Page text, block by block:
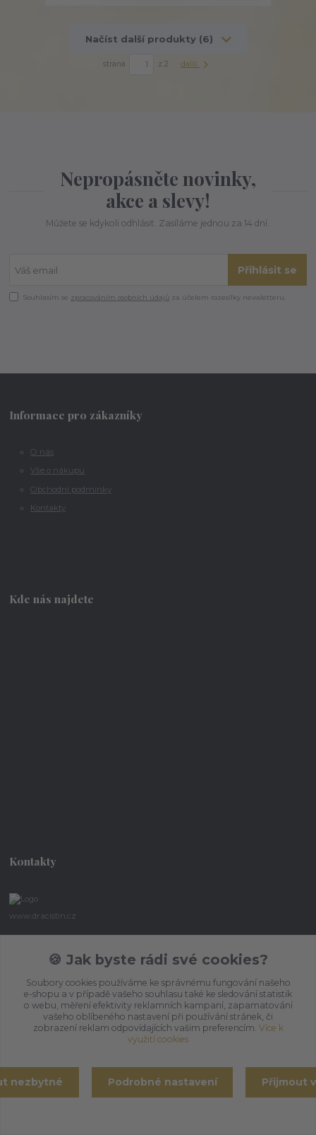
Načíst další produkty (6)
strana z 2 další
Nepropásněte novinky,
akce a slevy!
Můžete se kdykoli odhlásit. Zasíláme jednou za 14 dní.
Přihlásit se
Souhlasím se zpracováním osobních údajů za účelem rozesílky newsletteru.
Informace pro zákazníky
O nás
Vše o nákupu
Obchodní podmínky
Kontakty
Kde nás najdete
Kontakty
www.dracistin.cz
+420 737 613 735
umbragon@email.cz
🍪 Jak byste rádi své cookies?
Soubory cookies používáme ke správnému fungování našeho
e-shopu a v případě vašeho souhlasu také ke sledování statistik
o webu, měření efektivity reklamních kampaní, zapamatování
vašeho oblíbeného nastavení při používání stránek, či
zobrazení reklam odpovídajících vašim preferencím. Více k
využití cookies
nezbytné Podrobné nastavení Přijmout